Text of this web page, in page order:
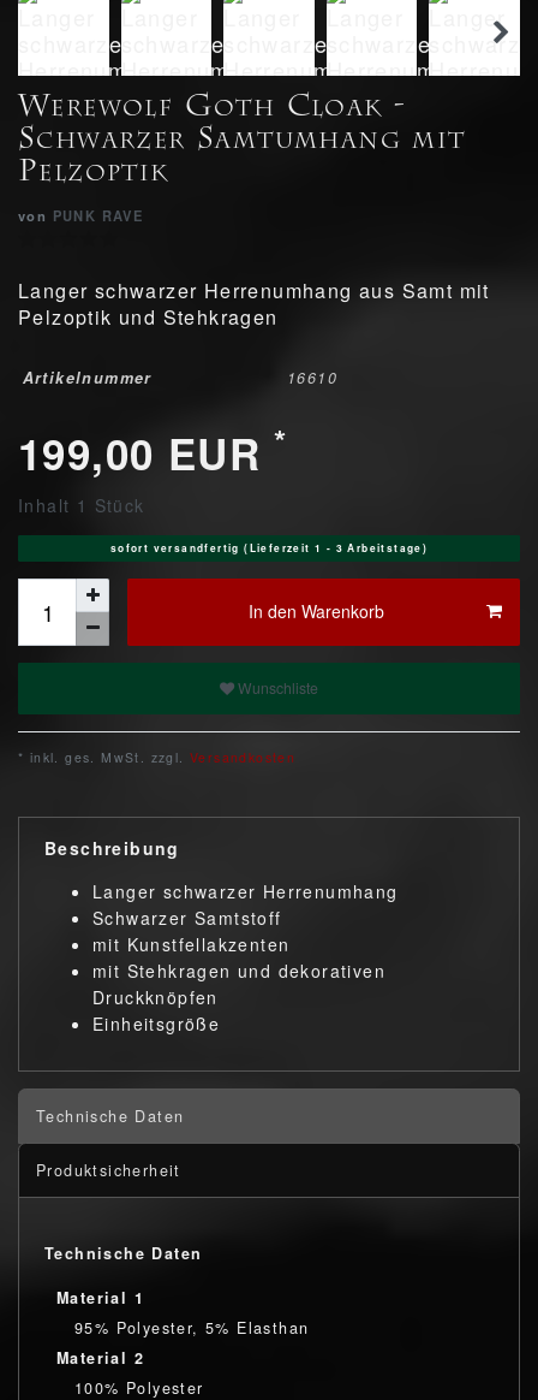
Werewolf Goth Cloak -
Schwarzer Samtumhang mit
Pelzoptik
von PUNK RAVE
Langer schwarzer Herrenumhang aus Samt mit
Pelzoptik und Stehkragen
Artikelnummer 16610
199,00 EUR*
Inhalt 1 Stück
sofort versandfertig (Lieferzeit 1 - 3 Arbeitstage)
In den Warenkorb
Wunschliste
* inkl. ges. MwSt. zzgl. Versandkosten
Beschreibung
Langer schwarzer Herrenumhang
Schwarzer Samtstoff
mit Kunstfellakzenten
mit Stehkragen und dekorativen
Druckknöpfen
Einheitsgröße
Technische Daten
Produktsicherheit
Technische Daten
Material 1
95% Polyester, 5% Elasthan
Material 2
100% Polyester